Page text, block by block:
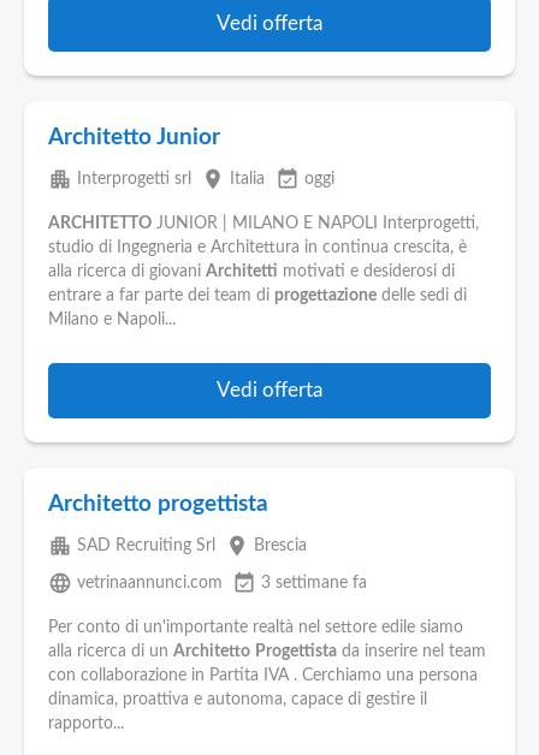
Vedi offerta
Architetto Junior
apartment Interprogetti srl place Italia event_available oggi
ARCHITETTO JUNIOR | MILANO E NAPOLI Interprogetti,
studio di Ingegneria e Architettura in continua crescita, è
alla ricerca di giovani Architetti motivati e desiderosi di
entrare a far parte dei team di progettazione delle sedi di
Milano e Napoli...
Vedi offerta
Architetto progettista
apartment SAD Recruiting Srl place Brescia
language vetrinaannunci.com event_available 3 settimane fa
Per conto di un'importante realtà nel settore edile siamo
alla ricerca di un Architetto Progettista da inserire nel team
con collaborazione in Partita IVA . Cerchiamo una persona
dinamica, proattiva e autonoma, capace di gestire il
rapporto...